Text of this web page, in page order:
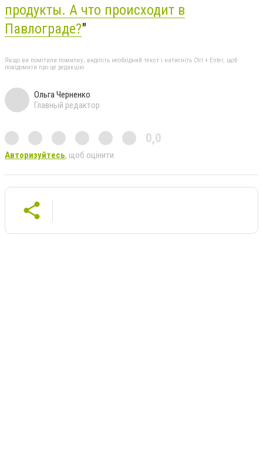
продукты. А что происходит в
Павлограде?"
Якщо ви помітили помилку, виділіть необхідний текст і натисніть Ctrl + Enter, щоб
повідомити про це редакцію
Ольга Черненко
Главный редактор
0,0
Авторизуйтесь, щоб оцінити